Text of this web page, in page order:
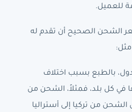
للعميل.
الشحن الصحيح أن تقدم له
بالطبع بسبب اختلاف
كل بلد، فمثلاً، الشحن من
من تركيا إلى أستراليا